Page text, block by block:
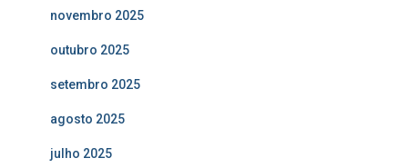
novembro 2025
outubro 2025
setembro 2025
agosto 2025
julho 2025